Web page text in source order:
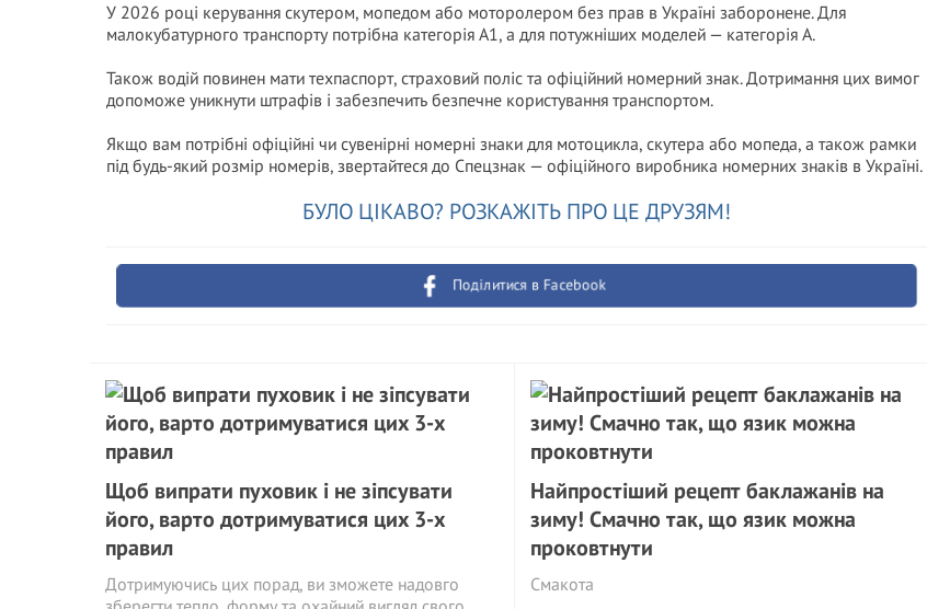
У 2026 році керування скутером, мопедом або моторолером без прав в Україні заборонене. Для
малокубатурного транспорту потрібна категорія А1, а для потужніших моделей — категорія А.
Також водій повинен мати техпаспорт, страховий поліс та офіційний номерний знак. Дотримання цих вимог
допоможе уникнути штрафів і забезпечить безпечне користування транспортом.
Якщо вам потрібні офіційні чи сувенірні номерні знаки для мотоцикла, скутера або мопеда, а також рамки
під будь-який розмір номерів, звертайтеся до Спецзнак — офіційного виробника номерних знаків в Україні.
БУЛО ЦІКАВО? РОЗКАЖІТЬ ПРО ЦЕ ДРУЗЯМ!
Поділитися в Facebook
Щоб випрати пуховик і не зіпсувати
його, варто дотримуватися цих 3-х
правил
Дотримуючись цих порад, ви зможете надовго
Найпростіший рецепт баклажанів на
зиму! Смачно так, що язик можна
проковтнути
Смакота